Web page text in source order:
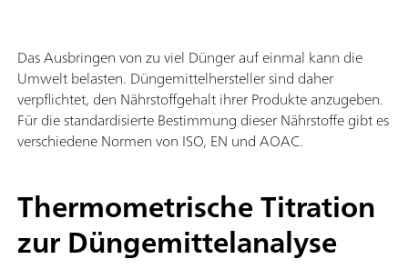
Das Ausbringen von zu viel Dünger auf einmal kann die
Umwelt belasten. Düngemittelhersteller sind daher
verpflichtet, den Nährstoffgehalt ihrer Produkte anzugeben.
Für die standardisierte Bestimmung dieser Nährstoffe gibt es
verschiedene Normen von ISO, EN und AOAC.
Thermometrische Titration
zur Düngemittelanalyse